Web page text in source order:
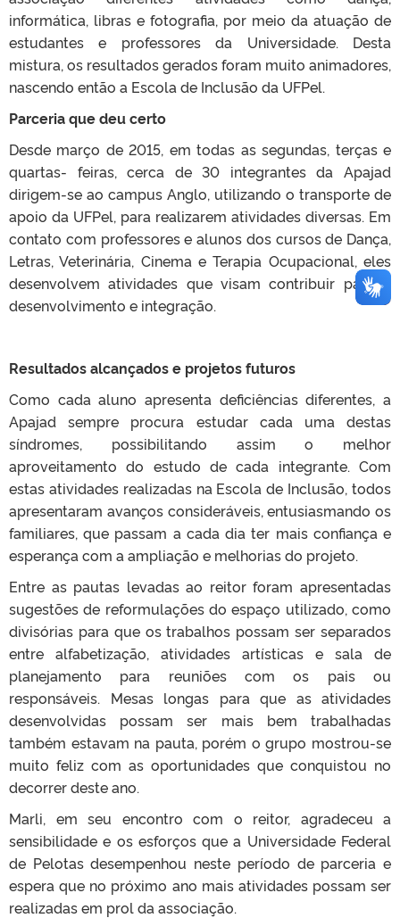
informática, libras e fotografia, por meio da atuação de
estudantes e professores da Universidade. Desta
mistura, os resultados gerados foram muito animadores,
nascendo então a Escola de Inclusão da UFPel.
Parceria que deu certo
Desde março de 2015, em todas as segundas, terças e
quartas- feiras, cerca de 30 integrantes da Apajad
dirigem-se ao campus Anglo, utilizando o transporte de
apoio da UFPel, para realizarem atividades diversas. Em
contato com professores e alunos dos cursos de Dança,
Letras, Veterinária, Cinema e Terapia Ocupacional, eles
desenvolvem atividades que visam contribuir para o
desenvolvimento e integração.
Resultados alcançados e projetos futuros
Como cada aluno apresenta deficiências diferentes, a
Apajad sempre procura estudar cada uma destas
síndromes, possibilitando assim o melhor
aproveitamento do estudo de cada integrante. Com
estas atividades realizadas na Escola de Inclusão, todos
apresentaram avanços consideráveis, entusiasmando os
familiares, que passam a cada dia ter mais confiança e
esperança com a ampliação e melhorias do projeto.
Entre as pautas levadas ao reitor foram apresentadas
sugestões de reformulações do espaço utilizado, como
divisórias para que os trabalhos possam ser separados
entre alfabetização, atividades artísticas e sala de
planejamento para reuniões com os pais ou
responsáveis. Mesas longas para que as atividades
desenvolvidas possam ser mais bem trabalhadas
também estavam na pauta, porém o grupo mostrou-se
muito feliz com as oportunidades que conquistou no
decorrer deste ano.
Marli, em seu encontro com o reitor, agradeceu a
sensibilidade e os esforços que a Universidade Federal
de Pelotas desempenhou neste período de parceria e
espera que no próximo ano mais atividades possam ser
realizadas em prol da associação.